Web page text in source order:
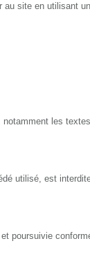
au site en utilisant
les
utilisé, est
poursuivie